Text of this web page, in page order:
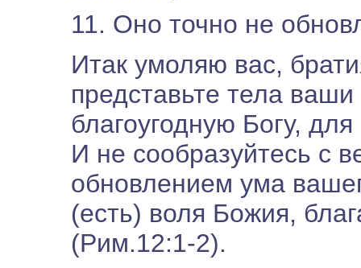
11. Оно точно не
Итак умоляю вас,
представьте тела
благоугодную Богу,
И не сообразуйтесь с
обновлением ума
(есть) воля Божия,
(Рим.12:1-2).